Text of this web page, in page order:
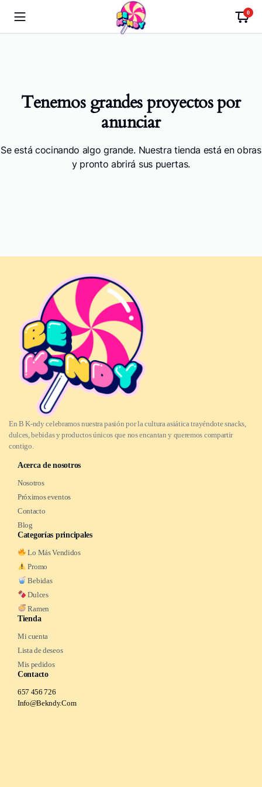
0
Tenemos grandes proyectos por
anunciar
Se está cocinando algo grande. Nuestra tienda está en obras
y pronto abrirá sus puertas.
En B K-ndy celebramos nuestra pasión por la cultura asiática trayéndote snacks,
dulces, bebidas y productos únicos que nos encantan y queremos compartir
contigo.
Acerca de nosotros
Nosotros
Próximos eventos
Contacto
Blog
Categorías principales
Lo Más Vendidos
Promo
Bebidas
Dulces
Ramen
Tienda
Mi cuenta
Lista de deseos
Mis pedidos
Contacto
657 456 726
Info@Bekndy.Com